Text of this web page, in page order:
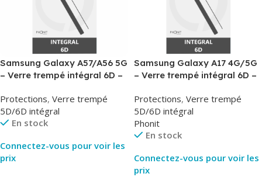
Samsung Galaxy A57/A56 5G
– Verre trempé intégral 6D –
Protections, Verre trempé
5D/6D intégral
En stock
Connectez-vous pour voir les
prix
Samsung Galaxy A17 4G/5G
– Verre trempé intégral 6D –
Protections, Verre trempé
5D/6D intégral
Phonit
En stock
Connectez-vous pour voir les
prix